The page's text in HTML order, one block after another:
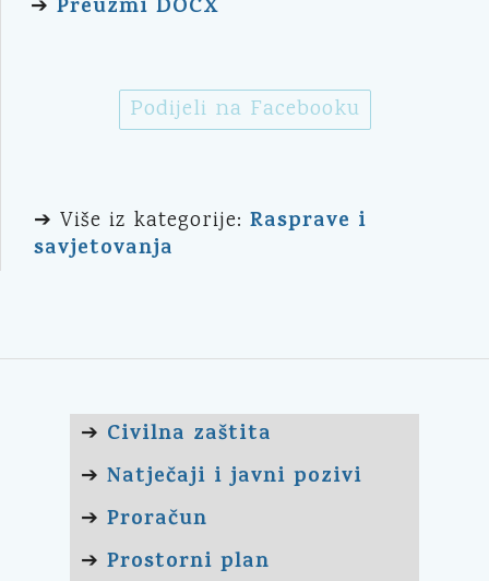
➔ Preuzmi DOCX
Podijeli na Facebooku
➔ Više iz kategorije: Rasprave i
savjetovanja
➔ Civilna zaštita
➔ Natječaji i javni pozivi
➔ Proračun
➔ Prostorni plan